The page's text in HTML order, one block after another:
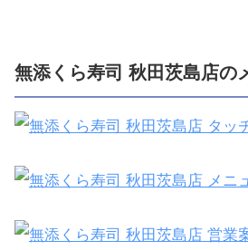
無添くら寿司 秋田茨島店の